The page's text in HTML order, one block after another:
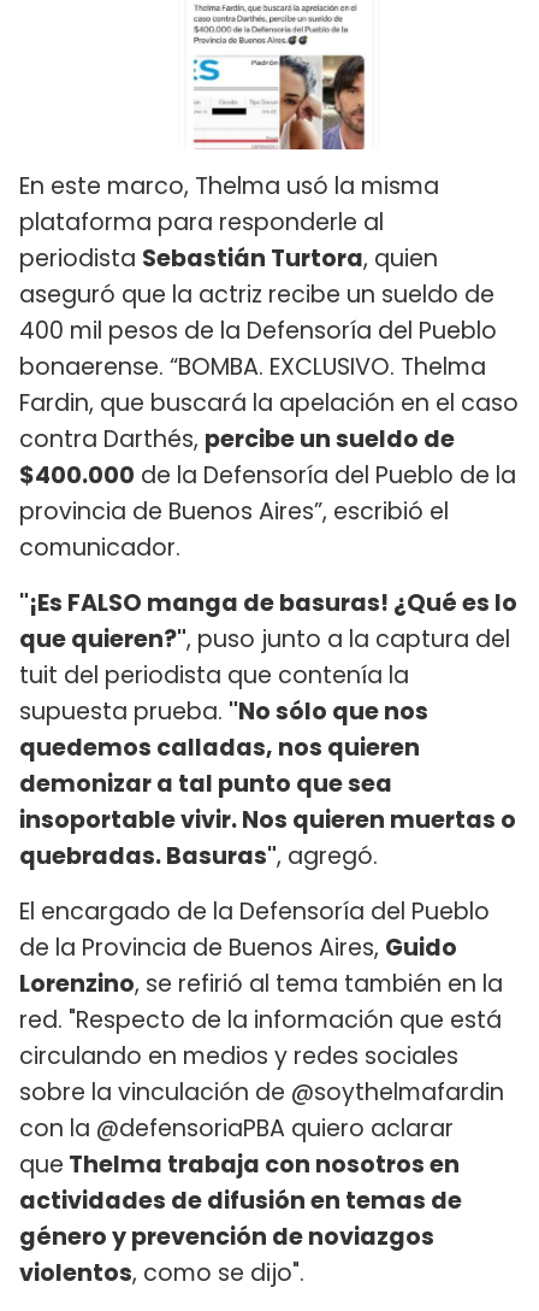
En este marco, Thelma usó la misma
plataforma para responderle al
periodista Sebastián Turtora, quien
aseguró que la actriz recibe un sueldo de
400 mil pesos de la Defensoría del Pueblo
bonaerense. “BOMBA. EXCLUSIVO. Thelma
Fardin, que buscará la apelación en el caso
contra Darthés, percibe un sueldo de
$400.000 de la Defensoría del Pueblo de la
provincia de Buenos Aires”, escribió el
comunicador.
"¡Es FALSO manga de basuras! ¿Qué es lo
que quieren?", puso junto a la captura del
tuit del periodista que contenía la
supuesta prueba. "No sólo que nos
quedemos calladas, nos quieren
demonizar a tal punto que sea
insoportable vivir. Nos quieren muertas o
quebradas. Basuras", agregó.
El encargado de la Defensoría del Pueblo
de la Provincia de Buenos Aires, Guido
Lorenzino, se refirió al tema también en la
red. "Respecto de la información que está
circulando en medios y redes sociales
sobre la vinculación de @soythelmafardin
con la @defensoriaPBA quiero aclarar
que Thelma trabaja con nosotros en
actividades de difusión en temas de
género y prevención de noviazgos
violentos, como se dijo".